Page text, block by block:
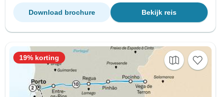
Bekijk reis
Download brochure
19% korting